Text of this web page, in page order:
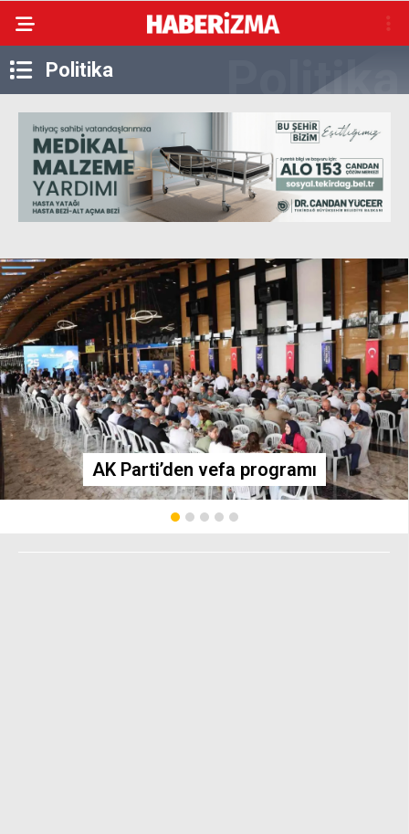
Politika
AK Parti’den vefa programı